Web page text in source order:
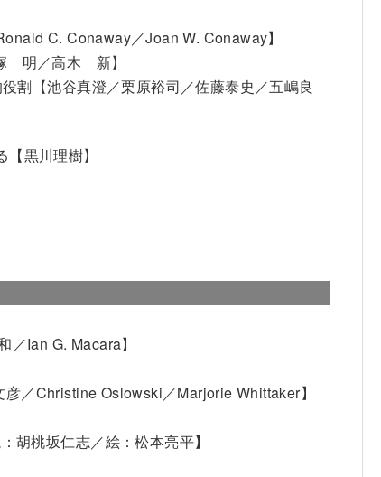
C. Conaway／Joan W. Conaway】
明／高木 新】
割【池谷真澄／栗原裕司／佐藤泰史／五嶋良
黒川理樹】
Ian G. Macara】
／Christine Oslowski／Marjorie Whittaker】
胡桃坂仁志／絵：松本亮平】